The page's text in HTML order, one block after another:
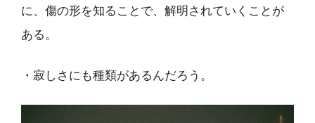
に、傷の形を知ることで、解明されていくことが
ある。
・寂しさにも種類があるんだろう。